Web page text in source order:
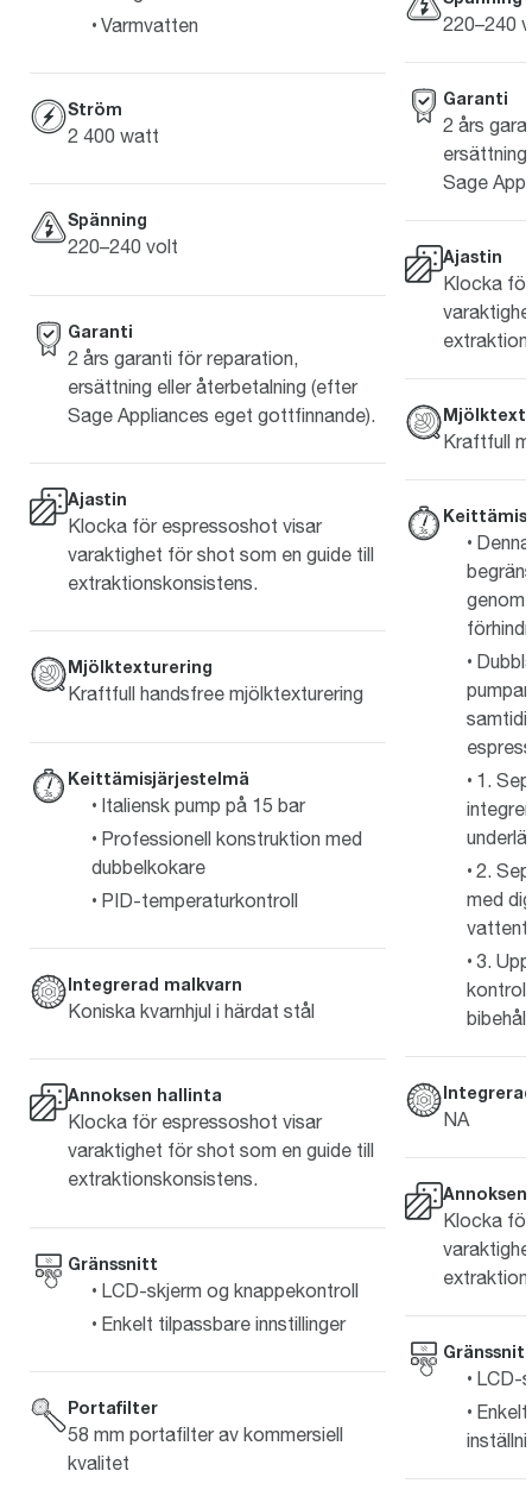
Varmvatten
Ström
2 400 watt
Spänning
220–240 volt
Garanti
2 års garanti för reparation,
ersättning eller återbetalning (efter
Sage Appliances eget gottfinnande).
Ajastin
Klocka för espressoshot visar
varaktighet för shot som en guide till
extraktionskonsistens.
Mjölktexturering
Kraftfull handsfree mjölktexturering
Keittämisjärjestelmä
Italiensk pump på 15 bar
Professionell konstruktion med
dubbelkokare
PID-temperaturkontroll
Integrerad malkvarn
Koniska kvarnhjul i härdat stål
Annoksen hallinta
Klocka för espressoshot visar
varaktighet för shot som en guide till
extraktionskonsistens.
Gränssnitt
LCD-skjerm og knappekontroll
Enkelt tilpassbare innstillinger
Portafilter
58 mm portafilter av kommersiell
kvalitet
220–240
Garanti
2 års
Sage
Ajastin
Klocka
Kraftfull
genom
1.
2.
med
3.
NA
Klocka
Gränssnitt
LCD-